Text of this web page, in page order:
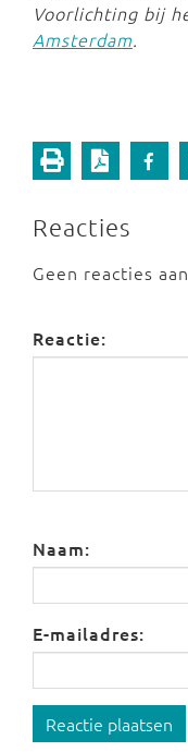
Voorlichting bij
Amsterdam.
Reacties
Geen reacties
Reactie:
Naam:
E-mailadres:
Reactie plaatsen